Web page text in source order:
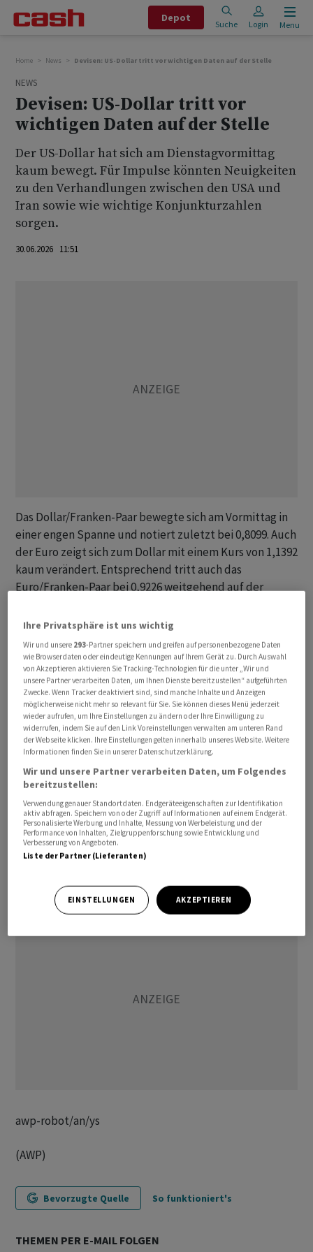
Depot
Suche Login Menu
Home News Devisen: US-Dollar tritt vor wichtigen Daten auf der Stelle
NEWS
Devisen: US-Dollar tritt vor
wichtigen Daten auf der Stelle
Der US-Dollar hat sich am Dienstagvormittag
kaum bewegt. Für Impulse könnten Neuigkeiten
zu den Verhandlungen zwischen den USA und
Iran sowie wie wichtige Konjunkturzahlen
sorgen.
30.06.2026 11:51
Das Dollar/Franken-Paar bewegte sich am Vormittag in
einer engen Spanne und notiert zuletzt bei 0,8099. Auch
der Euro zeigt sich zum Dollar mit einem Kurs von 1,1392
kaum verändert. Entsprechend tritt auch das
Euro/Franken-Paar bei 0,9226 weitgehend auf der
Im Fokus der Märkte stehen die für Dienstag
erwarteten Gespräche zwischen den USA und dem Iran
in Doha. Anleger hoffen auf Fortschritte, da die Lage im
Nahen Osten und in der Strasse von Hormus für den
Ölpreis und die Risikostimmung wichtig bleiben.
Daneben richten sich die Blicke auf wichtige
Konjunkturdaten am Dienstag. Positiv überraschte
bereits China: Die Industrie ist im Juni dank einer
des weltweiten KI-Booms wieder auf Wachstumskurs
zurückgekehrt. Im weiteren Tagesverlauf dürften auch
Inflationsdaten aus Deutschland sowie US-
Konjunkturdaten die Stimmung an den Finanzmärkten
beeinflussen.
awp-robot/an/ys
(AWP)
Bevorzugte Quelle So funktioniert's
THEMEN PER E-MAIL FOLGEN
Ihre Privatsphäre ist uns wichtig
Wir und unsere 293-Partner speichern und greifen auf personenbezogene Daten
wie Browserdaten oder eindeutige Kennungen auf Ihrem Gerät zu. Durch Auswahl
von Akzeptieren aktivieren Sie Tracking-Technologien für die unter „Wir und
unsere Partner verarbeiten Daten, um Ihnen Dienste bereitzustellen“ aufgeführten
Zwecke. Wenn Tracker deaktiviert sind, sind manche Inhalte und Anzeigen
möglicherweise nicht mehr so relevant für Sie. Sie können dieses Menü jederzeit
wieder aufrufen, um Ihre Einstellungen zu ändern oder Ihre Einwilligung zu
widerrufen, indem Sie auf den Link Voreinstellungen verwalten am unteren Rand
der Webseite klicken. Ihre Einstellungen gelten innerhalb unseres Website. Weitere
Informationen finden Sie in unserer Datenschutzerklärung.
Wir und unsere Partner verarbeiten Daten, um Folgendes
bereitzustellen:
Verwendung genauer Standortdaten. Endgeräteeigenschaften zur Identifikation
aktiv abfragen. Speichern von oder Zugriff auf Informationen auf einem Endgerät.
Personalisierte Werbung und Inhalte, Messung von Werbeleistung und der
Performance von Inhalten, Zielgruppenforschung sowie Entwicklung und
Verbesserung von Angeboten.
Liste der Partner (Lieferanten)
EINSTELLUNGEN AKZEPTIEREN